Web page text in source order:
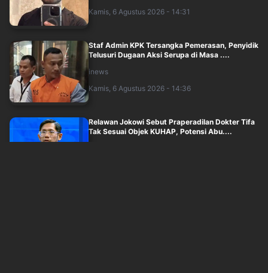
Kamis, 6 Agustus 2026 - 14:31
Staf Admin KPK Tersangka Pemerasan, Penyidik
Telusuri Dugaan Aksi Serupa di Masa ....
inews
Kamis, 6 Agustus 2026 - 14:36
Relawan Jokowi Sebut Praperadilan Dokter Tifa
Tak Sesuai Objek KUHAP, Potensi Abu....